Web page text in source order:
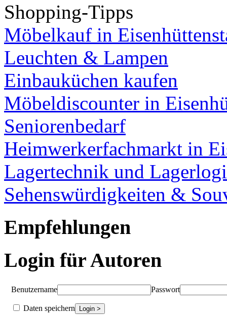
Shopping-Tipps
Möbelkauf in
Leuchten & Lampen
Einbauküchen kaufen
Möbeldiscounter in
Seniorenbedarf
Heimwerkerfachmarkt in
Lagertechnik und
Sehenswürdigkeiten &
Empfehlungen
Login für Autoren
Benutzername Passwort
Daten speichern